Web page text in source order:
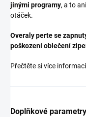
jinými programy, a to
otáček.
Overaly perte se
poškození oblečení
Přečtěte si více
Doplňkové parametry